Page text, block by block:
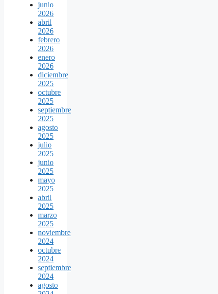
junio
2026
abril
2026
febrero
2026
enero
2026
diciembre
2025
octubre
2025
septiembre
2025
agosto
2025
julio
2025
junio
2025
mayo
2025
abril
2025
marzo
2025
noviembre
2024
octubre
2024
septiembre
2024
agosto